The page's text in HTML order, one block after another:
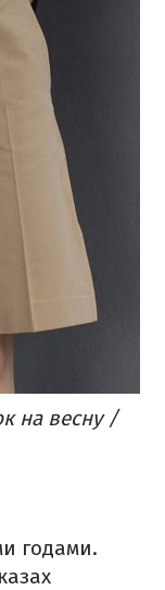
на весну /
годами.